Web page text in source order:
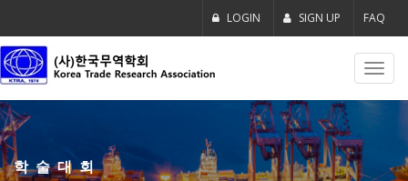
LOGIN SIGN UP FAQ
학술대회